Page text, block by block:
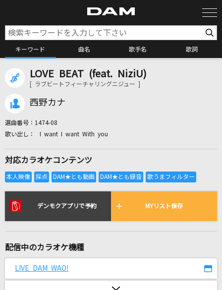
キーワード 曲名 歌手名 歌詞
カラオケ検索
全国りれき
リアルタイムで歌われている曲の一覧
JUST LIVE MORE
LOVE BEAT (feat. NiziU)
[ ラブビートフィーチャリングニジュー ]
西野カナ
選曲番号： 1474-08
I want I want With you
対応カラオケコンテンツ
デンモクアプリで予約 MYリスト保存
配信中のカラオケ機種
LIVE DAM WAO!